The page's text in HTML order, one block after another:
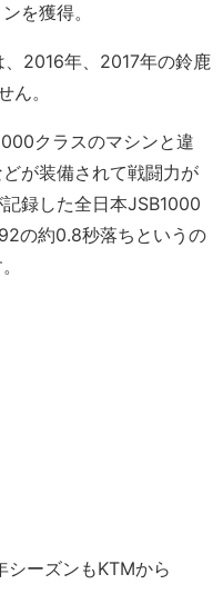
を獲得。
2016年、2017年の鈴鹿
ん。
クラスのマシンと違
が装備されて戦闘力が
録した全日本JSB1000
の約0.8秒落ちというの
ーズンもKTMから